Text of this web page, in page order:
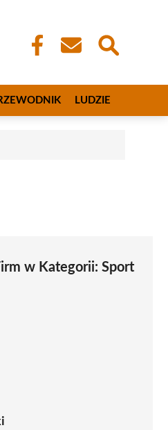
LUDZIE
w Kategorii: Sport